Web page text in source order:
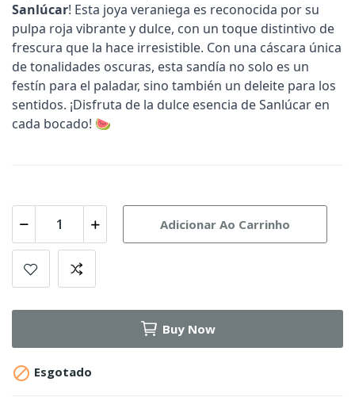
Sanlúcar! Esta joya veraniega es reconocida por su
pulpa roja vibrante y dulce, con un toque distintivo de
frescura que la hace irresistible. Con una cáscara única
de tonalidades oscuras, esta sandía no solo es un
festín para el paladar, sino también un deleite para los
sentidos. ¡Disfruta de la dulce esencia de Sanlúcar en
cada bocado! 🍉
Adicionar Ao Carrinho
Buy Now
 Esgotado